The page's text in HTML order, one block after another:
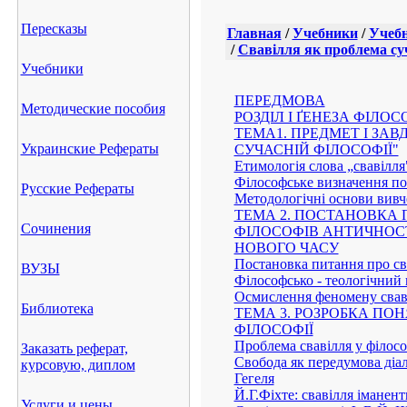
Пересказы
Учебники
Методические пособия
Украинские Рефераты
Русские Рефераты
Сочинения
ВУЗЫ
Библиотека
Заказать реферат,
курсовую, диплом
Главная/Учебники/
/Свавілля як проблема
ПЕРЕДМОВА
РОЗДІЛ І ҐЕНЕЗА
TEMA1. ПРЕДМЕТ I
СУЧАСНІЙ ФІЛОСОФІЇ"
Етимологія слова
Філософське визначення
Методологічні основи
ТЕМА 2. ПОСТАНОВКА
ФІЛОСОФІВ
НОВОГО ЧАСУ
Постановка питання про
Філософсько - теологічний
Осмислення феномену
ТЕМА 3. РОЗРОБКА
ФІЛОСОФІЇ
Проблема свавілля у
Свобода як передумова
Гегеля
Й.Г.Фіхте: свавілля